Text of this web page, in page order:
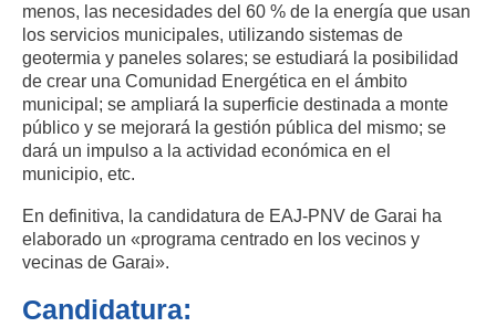
menos, las necesidades del 60 % de la energía que usan
los servicios municipales, utilizando sistemas de
geotermia y paneles solares; se estudiará la posibilidad
de crear una Comunidad Energética en el ámbito
municipal; se ampliará la superficie destinada a monte
público y se mejorará la gestión pública del mismo; se
dará un impulso a la actividad económica en el
municipio, etc.
En definitiva, la candidatura de EAJ-PNV de Garai ha
elaborado un «programa centrado en los vecinos y
vecinas de Garai».
Candidatura: